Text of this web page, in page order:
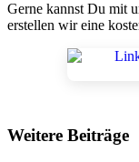
Gerne kannst Du mit
erstellen wir eine
Weitere Beiträge